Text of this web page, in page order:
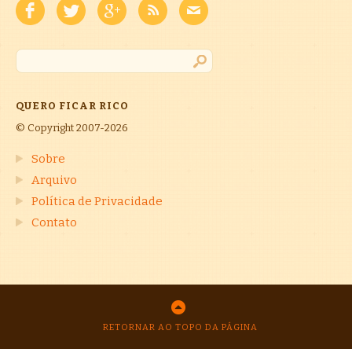
QUERO FICAR RICO
© Copyright 2007-2026
Sobre
Arquivo
Política de Privacidade
Contato
RETORNAR AO TOPO DA PÁGINA